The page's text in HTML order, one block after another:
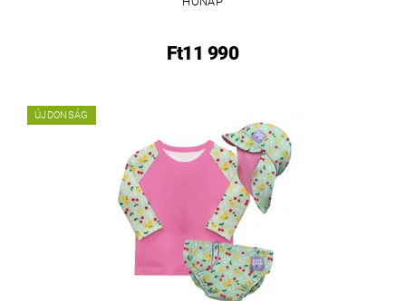
Ft11 990
ÚJDONSÁG